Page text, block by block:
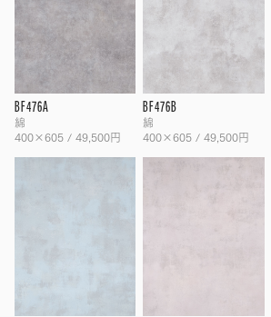
BF476A
綿
400×605 / 49,500円
BF476B
綿
400×605 / 49,500円